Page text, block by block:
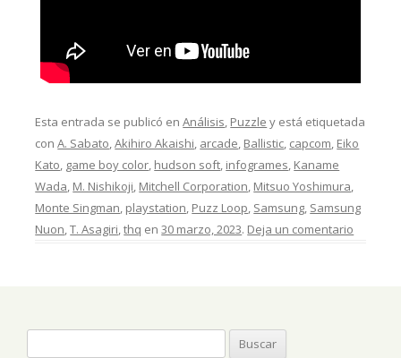
Esta entrada se publicó enAnálisis, Puzzle y está etiquetada
conA. Sabato,Akihiro Akaishi, arcade, Ballistic, capcom, Eiko
Kato, game boy color, hudson soft, infogrames, Kaname
Wada, M. Nishikoji, Mitchell Corporation, Mitsuo Yoshimura,
Monte Singman, playstation, Puzz Loop, Samsung, Samsung
Nuon,T. Asagiri,thq en30 marzo, 2023. Deja un comentario